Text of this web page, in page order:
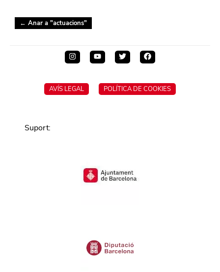
← Anar a "actuacions"
AVÍS LEGAL POLÍTICA DE COOKIES
Suport: